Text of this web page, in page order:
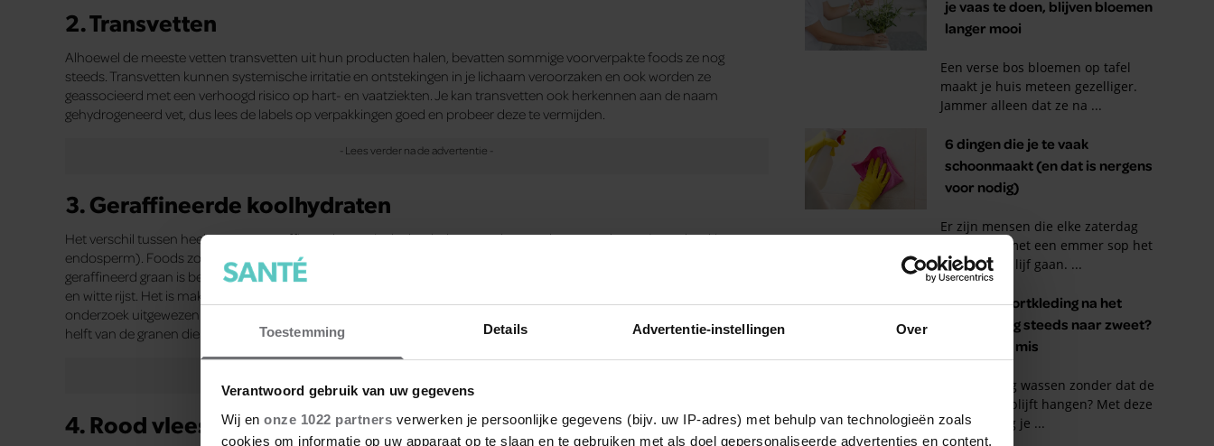
Toestemming Details Advertentie-instellingen Over
Verantwoord gebruik van uw gegevens
Wij en onze 1022 partners verwerken je persoonlijke gegevens (bijv. uw IP-adres) met behulp van technologieën zoals
cookies om informatie op uw apparaat op te slaan en te gebruiken met als doel gepersonaliseerde advertenties en content,
2. Transvetten
Alhoewel de meeste vetten transvetten uit hun producten halen, bevatten sommige voorverpakte foods ze nog
steeds. Transvetten kunnen systemische irritatie en ontstekingen in je lichaam veroorzaken en ook worden ze
geassocieerd met een verhoogd risico op hart- en vaatziekten. Je kan transvetten ook herkennen aan de naam
gehydrogeneerd vet, dus lees de labels op verpakkingen goed en probeer deze te vermijden.
3. Geraffineerde koolhydraten
Het verschil tussen heel graan en geraffineerd graan is dat het hele graan de complete graan bevat (zemelen, kiem en
endosperm). Foods zoals zilvervliesrijst, meergranenbloem, havermout en maismeel zijn allemaal hele granen. Een
geraffineerd graan is bewerkt en daar zijn de zemelen en voedingsrijke kiem verwijderd. Denk aan wit bloem, witbrood
en witte rijst. Het is makkelijk om te veel van deze foods te eten en dat kan tot chronische irritatie leiden. Ook heeft
onderzoek uitgewezen dat hele granen kunnen helpen om die irritatie tegen te gaan. Zorg er dus voor dat ten minste de
helft van de granen die je binnenkrijgt nog heel is.
4. Rood vlees